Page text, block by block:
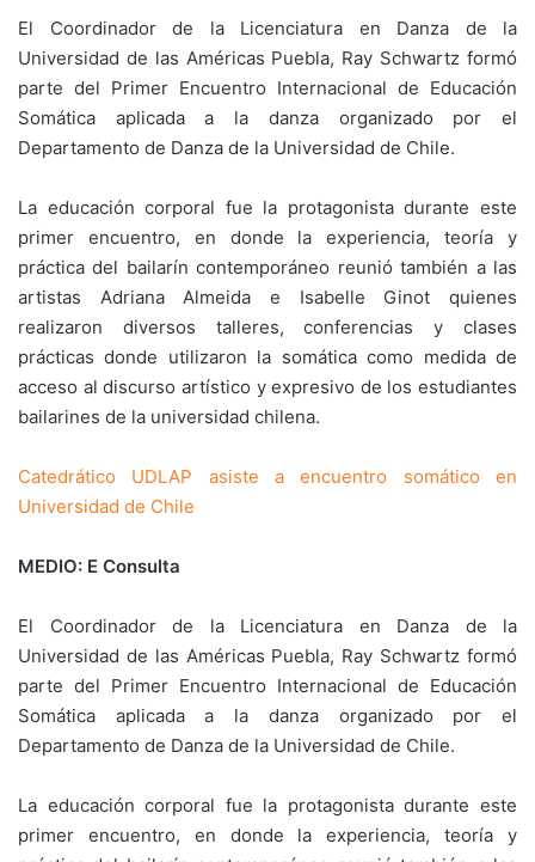
El Coordinador de la Licenciatura en Danza de la
Universidad de las Américas Puebla, Ray Schwartz formó
parte del Primer Encuentro Internacional de Educación
Somática aplicada a la danza organizado por el
Departamento de Danza de la Universidad de Chile.
La educación corporal fue la protagonista durante este
primer encuentro, en donde la experiencia, teoría y
práctica del bailarín contemporáneo reunió también a las
artistas Adriana Almeida e Isabelle Ginot quienes
realizaron diversos talleres, conferencias y clases
prácticas donde utilizaron la somática como medida de
acceso al discurso artístico y expresivo de los estudiantes
bailarines de la universidad chilena.
Catedrático UDLAP asiste a encuentro somático en
Universidad de Chile
MEDIO: E Consulta
El Coordinador de la Licenciatura en Danza de la
Universidad de las Américas Puebla, Ray Schwartz formó
parte del Primer Encuentro Internacional de Educación
Somática aplicada a la danza organizado por el
Departamento de Danza de la Universidad de Chile.
La educación corporal fue la protagonista durante este
primer encuentro, en donde la experiencia, teoría y